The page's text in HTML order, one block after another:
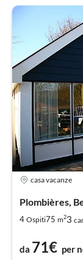
casa vacanze
Plombières,
4 Ospiti75 m23
da 71€ per